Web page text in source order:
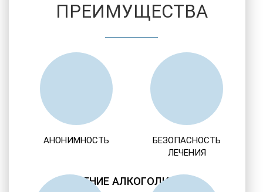
ЛЕЧЕНИЕ АЛКОГОЛИЗМА
ПРЕИМУЩЕСТВА
АНОНИМНОСТЬ
БЕЗОПАСНОСТЬ
ЛЕЧЕНИЯ